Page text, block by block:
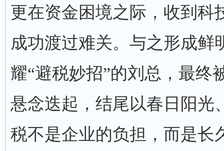
更在资金困境之际，收到科
成功渡过难关。与之形成鲜
耀“避税妙招”的刘总，最终
悬念迭起，结尾以春日阳光
税不是企业的负担，而是长